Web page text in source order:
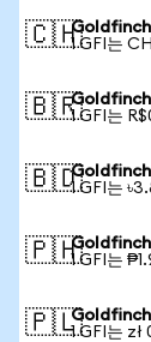
🇨🇭Goldfinch
1 GFI는
🇧🇷Goldfinch
1 GFI는
🇧🇩Goldfinch
1 GFI는
🇵🇭Goldfinch
1 GFI는
🇵🇱Goldfinch
1 GFI는 zł